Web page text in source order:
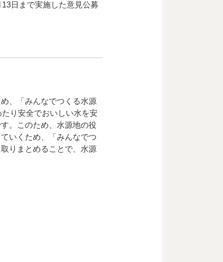
日まで実施した意見公募
、「みんなでつくる水源
り安全でおいしい水を安
。このため、水源地の役
いくため、「みんなでつ
りまとめることで、水源